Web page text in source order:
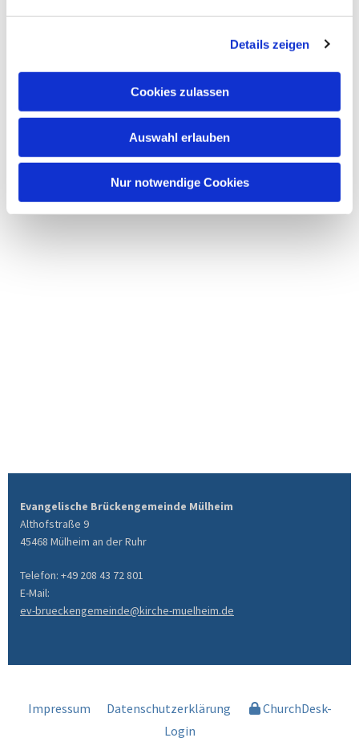
Details zeigen
Cookies zulassen
Auswahl erlauben
Nur notwendige Cookies
Dies könnte Sie auch
interessieren
Evangelische Brückengemeinde Mülheim
Althofstraße 9
45468 Mülheim an der Ruhr
Telefon: +49 208 43 72 801
E-Mail:
ev-brueckengemeinde@kirche-muelheim.de
Impressum Datenschutzerklärung
ChurchDesk-
Login